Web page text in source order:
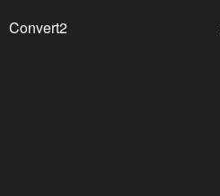
Convert2